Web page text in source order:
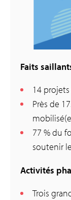
Faits
14
Près de
77 % du
soutenir
Activités
Trois